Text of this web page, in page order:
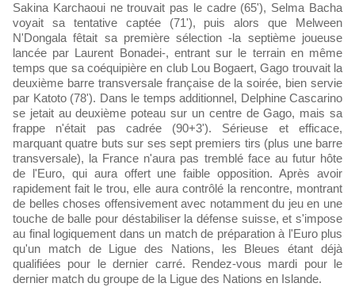
Sakina Karchaoui ne trouvait pas le cadre (65'), Selma Bacha
voyait sa tentative captée (71'), puis alors que Melween
N'Dongala fêtait sa première sélection -la septième joueuse
lancée par Laurent Bonadei-, entrant sur le terrain en même
temps que sa coéquipière en club Lou Bogaert, Gago trouvait la
deuxième barre transversale française de la soirée, bien servie
par Katoto (78'). Dans le temps additionnel, Delphine Cascarino
se jetait au deuxième poteau sur un centre de Gago, mais sa
frappe n'était pas cadrée (90+3'). Sérieuse et efficace,
marquant quatre buts sur ses sept premiers tirs (plus une barre
transversale), la France n'aura pas tremblé face au futur hôte
de l'Euro, qui aura offert une faible opposition. Après avoir
rapidement fait le trou, elle aura contrôlé la rencontre, montrant
de belles choses offensivement avec notamment du jeu en une
touche de balle pour déstabiliser la défense suisse, et s'impose
au final logiquement dans un match de préparation à l'Euro plus
qu'un match de Ligue des Nations, les Bleues étant déjà
qualifiées pour le dernier carré. Rendez-vous mardi pour le
dernier match du groupe de la Ligue des Nations en Islande.